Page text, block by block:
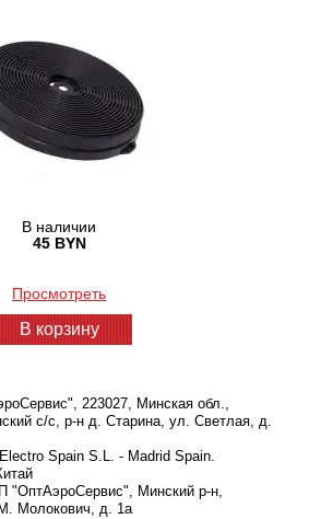
В наличии
45 BYN
Просмотреть
В корзину
223027, Минская обл.,
с/с, р-н д. Старина, ул. Светлая, д.
Spain S.L. - Madrid Spain.
"ОптАэроСервис", Минский р-н,
Молокович, д. 1а